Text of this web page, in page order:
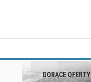
GORĄCE OFERTY